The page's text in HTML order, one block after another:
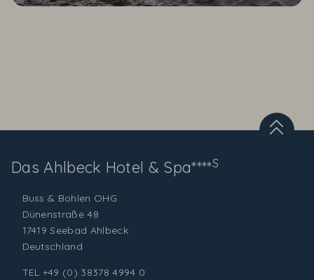
Das Ahlbeck Hotel & Spa****S
Buss & Bohlen OHG
Dünenstraße 48
17419 Seebad Ahlbeck
Deutschland
TEL +49 (0) 38378 4994 0